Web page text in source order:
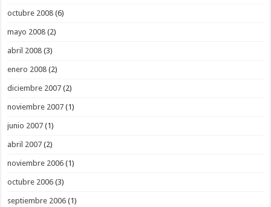
octubre 2008 (6)
mayo 2008 (2)
abril 2008 (3)
enero 2008 (2)
diciembre 2007 (2)
noviembre 2007 (1)
junio 2007 (1)
abril 2007 (2)
noviembre 2006 (1)
octubre 2006 (3)
septiembre 2006 (1)